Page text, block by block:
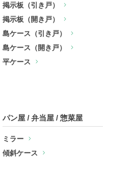
掲示板（引き戸）
掲示板（開き戸）
島ケース（引き戸）
島ケース（開き戸）
平ケース
パン屋 / 弁当屋 / 惣菜屋
ミラー
傾斜ケース